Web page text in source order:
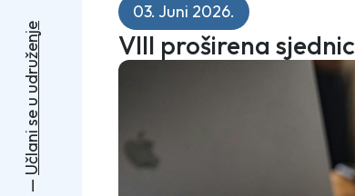
03. Juni 2026.
VIII proširena
U
č
l
a
n
i
s
e
u
u
d
r
u
ž
e
n
j
e